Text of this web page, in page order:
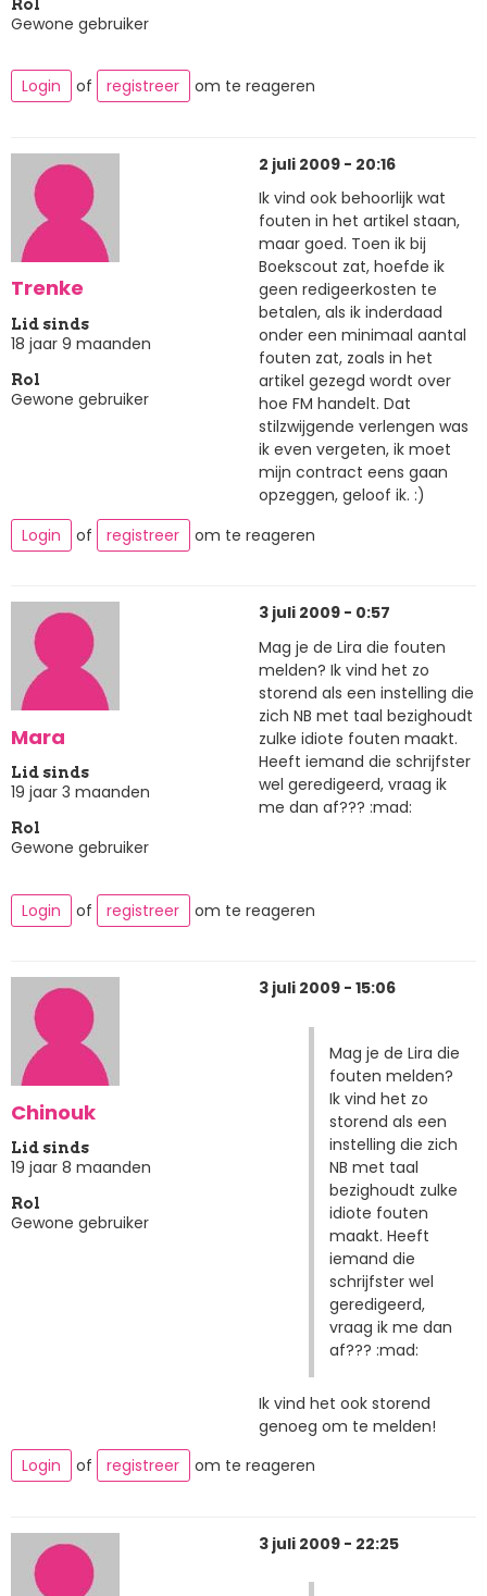
Rol
Gewone gebruiker
Login of registreer om te reageren
Trenke
Lid sinds
18 jaar 9 maanden
Rol
Gewone gebruiker
2 juli 2009 - 20:16
Ik vind ook behoorlijk wat
fouten in het artikel staan,
maar goed. Toen ik bij
Boekscout zat, hoefde ik
geen redigeerkosten te
betalen, als ik inderdaad
onder een minimaal aantal
fouten zat, zoals in het
artikel gezegd wordt over
hoe FM handelt. Dat
stilzwijgende verlengen was
ik even vergeten, ik moet
mijn contract eens gaan
opzeggen, geloof ik. :)
Login
of registreer om te reageren
Mara
Lid sinds
19 jaar 3 maanden
Rol
Gewone gebruiker
3 juli 2009 - 0:57
Mag je de Lira die fouten
melden? Ik vind het zo
storend als een instelling die
zich NB met taal bezighoudt
zulke idiote fouten maakt.
Heeft iemand die schrijfster
wel geredigeerd, vraag ik
me dan af??? :mad:
Login of registreer om te reageren
Chinouk
Lid sinds
19 jaar 8 maanden
Rol
Gewone gebruiker
3 juli 2009 - 15:06
Mag je de Lira die
fouten melden?
Ik vind het zo
storend als een
instelling die zich
NB met taal
bezighoudt zulke
idiote fouten
maakt. Heeft
iemand die
schrijfster wel
geredigeerd,
vraag ik me dan
af??? :mad:
Ik vind het ook storend
genoeg om te melden!
Login
of registreer om te reageren
3 juli 2009 - 22:25